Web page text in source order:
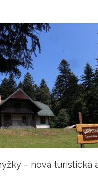
– nová turistická